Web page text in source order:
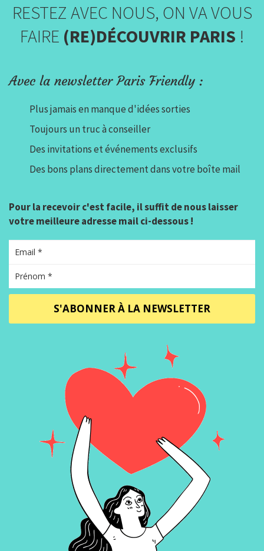
RESTEZ AVEC NOUS, ON VA VOUS
FAIRE (RE)DÉCOUVRIR PARIS !
Avec la newsletter Paris Friendly :
Plus jamais en manque d'idées sorties
Toujours un truc à conseiller
Des invitations et événements exclusifs
Des bons plans directement dans votre boîte mail
Pour la recevoir c'est facile, il suffit de nous laisser
votre meilleure adresse mail ci-dessous !
S'ABONNER À LA NEWSLETTER